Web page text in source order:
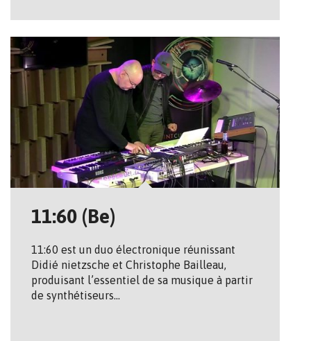
11:60 (Be)
11:60 est un duo électronique réunissant
Didié nietzsche et Christophe Bailleau,
produisant l’essentiel de sa musique à partir
de synthétiseurs…